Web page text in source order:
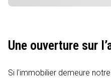
Une ouverture sur
Si l'immobilier demeure